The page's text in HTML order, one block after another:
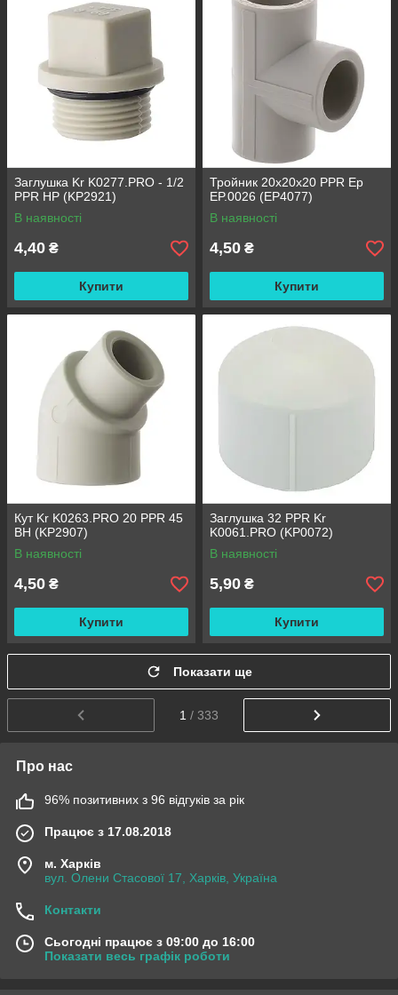
Заглушка Kr K0277.PRO - 1/2
PPR НР (KP2921)
В наявності
4,40 ₴
Купити
Тройник 20x20x20 PPR Ep
EP.0026 (EP4077)
В наявності
4,50 ₴
Купити
Кут Kr K0263.PRO 20 PPR 45
ВН (KP2907)
В наявності
4,50 ₴
Купити
Заглушка 32 PPR Kr
K0061.PRO (KP0072)
В наявності
5,90 ₴
Купити
Показати ще
1 / 333
Про нас
96% позитивних з 96 відгуків за рік
Працює з 17.08.2018
м. Харків
вул. Олени Стасової 17, Харків, Україна
Контакти
Сьогодні працює з 09:00 до 16:00
Показати весь графік роботи